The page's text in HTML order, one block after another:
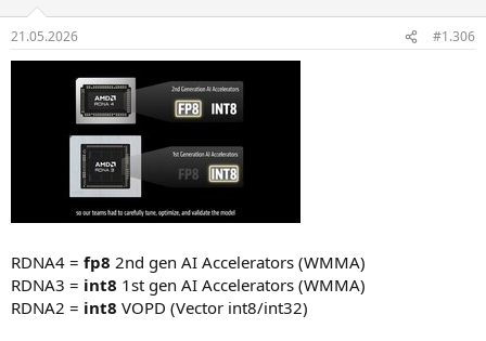
21.05.2026 #1.306
RDNA4 = fp8 2nd gen AI Accelerators (WMMA)
RDNA3 = int8 1st gen AI Accelerators (WMMA)
RDNA2 = int8 VOPD (Vector int8/int32)